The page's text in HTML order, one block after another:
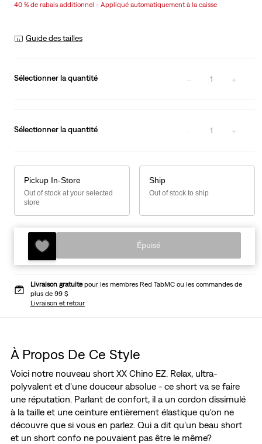
is
40 % de rabais additionnel - Appliqué automatiquement à la caisse
Guide des tailles
Sélectionner la quantité 1
Sélectionner la quantité 1
Pickup In-Store
Out of stock at your selected
store
Ship
Out of stock to ship
Épuisé
Livraison gratuitepour les membres Red TabMC ou les commandes de
plus de 99 $
Livraison et retour
À Propos De Ce Style
Voici notre nouveau short XX Chino EZ. Relax, ultra-
polyvalent et d'une douceur absolue - ce short va se faire
une réputation. Parlant de confort, il a un cordon dissimulé
à la taille et une ceinture entièrement élastique qu'on ne
découvre que si vous en parlez. Qui a dit qu'un beau short
et un short confo ne pouvaient pas être le même?